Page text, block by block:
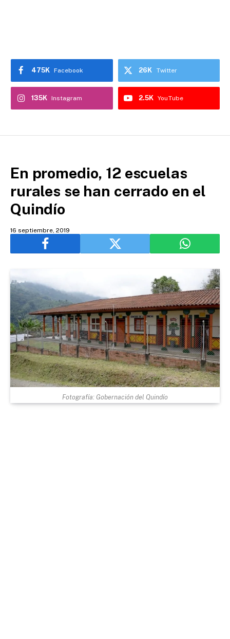
Facebook
475K Twitter
26K
Instagram
135K YouTube
2.5K
En promedio, 12 escuelas
rurales se han cerrado en el
Quindío
16 septiembre, 2019
Fotografía: Gobernación del Quindío